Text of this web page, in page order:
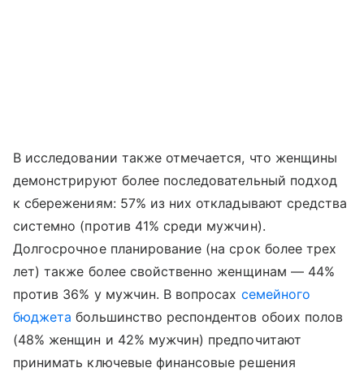
В исследовании также отмечается, что женщины
демонстрируют более последовательный подход
к сбережениям: 57% из них откладывают средства
системно (против 41% среди мужчин).
Долгосрочное планирование (на срок более трех
лет) также более свойственно женщинам — 44%
против 36% у мужчин. В вопросах семейного
бюджета большинство респондентов обоих полов
(48% женщин и 42% мужчин) предпочитают
принимать ключевые финансовые решения